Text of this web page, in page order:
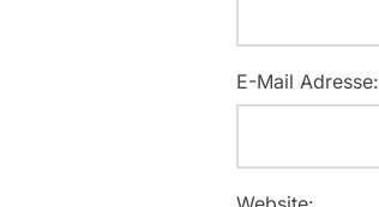
E-Mail Adresse: